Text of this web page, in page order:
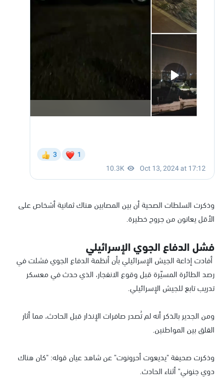
وذكرت السلطات الصحية أن بين المصابين هناك ثمانية أشخاص على
الأقل يعانون من جروح خطيرة.
فشل الدفاع الجوي الإسرائيلي
أفادت إذاعة الجيش الإسرائيلي بأن أنظمة الدفاع الجوي فشلت في
رصد الطائرة المسيّرة قبل وقوع الانفجار، الذي حدث في معسكر
تدريب تابع للجيش الإسرائيلي.
ومن الجدير بالذكر أنه لم تُصدر صافرات الإنذار قبل الحادث، مما أثار
القلق بين المواطنين.
وذكرت صحيفة "يديعوت أحرونوت" عن شاهد عيان قوله: "كان هناك
دوي جنوني" أثناء الحادث.